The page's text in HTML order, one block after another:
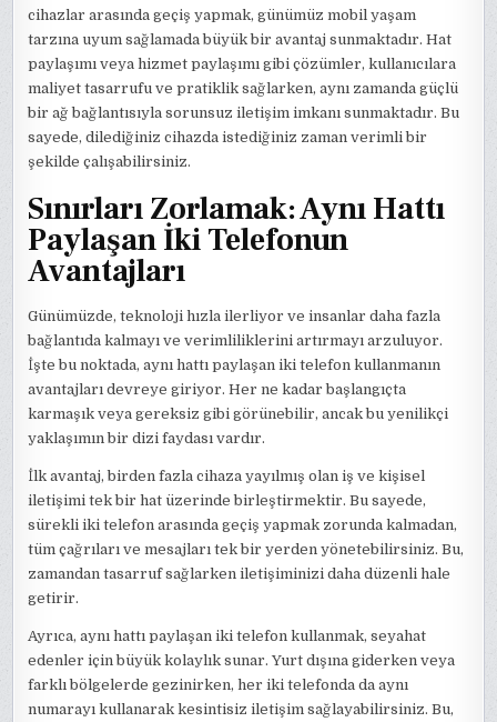
cihazlar arasında geçiş yapmak, günümüz mobil yaşam
tarzına uyum sağlamada büyük bir avantaj sunmaktadır. Hat
paylaşımı veya hizmet paylaşımı gibi çözümler, kullanıcılara
maliyet tasarrufu ve pratiklik sağlarken, aynı zamanda güçlü
bir ağ bağlantısıyla sorunsuz iletişim imkanı sunmaktadır. Bu
sayede, dilediğiniz cihazda istediğiniz zaman verimli bir
şekilde çalışabilirsiniz.
Sınırları Zorlamak: Aynı Hattı
Paylaşan İki Telefonun
Avantajları
Günümüzde, teknoloji hızla ilerliyor ve insanlar daha fazla
bağlantıda kalmayı ve verimliliklerini artırmayı arzuluyor.
İşte bu noktada, aynı hattı paylaşan iki telefon kullanmanın
avantajları devreye giriyor. Her ne kadar başlangıçta
karmaşık veya gereksiz gibi görünebilir, ancak bu yenilikçi
yaklaşımın bir dizi faydası vardır.
İlk avantaj, birden fazla cihaza yayılmış olan iş ve kişisel
iletişimi tek bir hat üzerinde birleştirmektir. Bu sayede,
sürekli iki telefon arasında geçiş yapmak zorunda kalmadan,
tüm çağrıları ve mesajları tek bir yerden yönetebilirsiniz. Bu,
zamandan tasarruf sağlarken iletişiminizi daha düzenli hale
getirir.
Ayrıca, aynı hattı paylaşan iki telefon kullanmak, seyahat
edenler için büyük kolaylık sunar. Yurt dışına giderken veya
farklı bölgelerde gezinirken, her iki telefonda da aynı
numarayı kullanarak kesintisiz iletişim sağlayabilirsiniz. Bu,